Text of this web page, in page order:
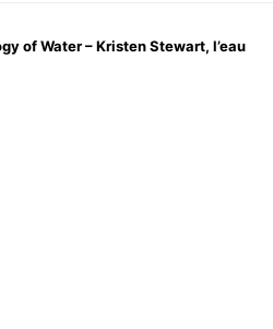
of Water – Kristen Stewart, l’eau